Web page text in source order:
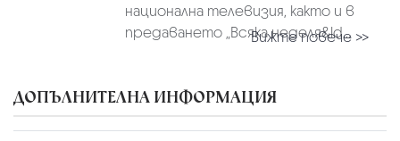
национална телевизия, както и в
предаването „Всяка неделя&ld...
Вижте повече >>
ДОПЪЛНИТЕЛНА ИНФОРМАЦИЯ